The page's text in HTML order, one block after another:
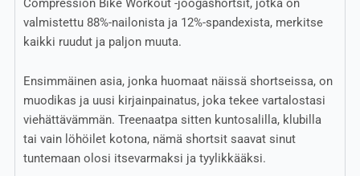
Compression Bike Workout -joogashortsit, jotka on
valmistettu 88%-nailonista ja 12%-spandexista, merkitse
kaikki ruudut ja paljon muuta.
Ensimmäinen asia, jonka huomaat näissä shortseissa, on
muodikas ja uusi kirjainpainatus, joka tekee vartalostasi
viehättävämmän. Treenaatpa sitten kuntosalilla, klubilla
tai vain löhöilet kotona, nämä shortsit saavat sinut
tuntemaan olosi itsevarmaksi ja tyylikkääksi.